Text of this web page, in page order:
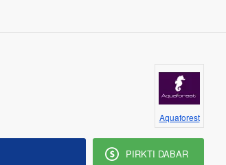
Aquaforest
PIRKTI DABAR